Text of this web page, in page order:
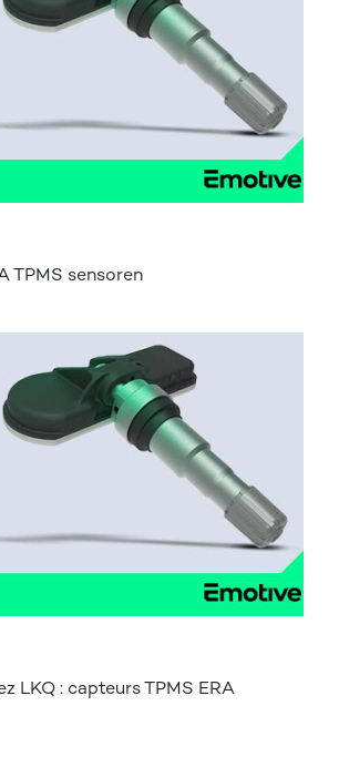
TPMS sensoren
LKQ : capteurs TPMS ERA